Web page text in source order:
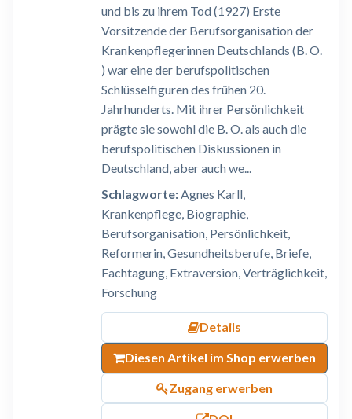
und bis zu ihrem Tod (1927) Erste
Vorsitzende der Berufsorganisation der
Krankenpflegerinnen Deutschlands (B. O.
) war eine der berufspolitischen
Schlüsselfiguren des frühen 20.
Jahrhunderts. Mit ihrer Persönlichkeit
prägte sie sowohl die B. O. als auch die
berufspolitischen Diskussionen in
Deutschland, aber auch we...
Schlagworte:Agnes Karll,
Krankenpflege, Biographie,
Berufsorganisation, Persönlichkeit,
Reformerin, Gesundheitsberufe, Briefe,
Fachtagung, Extraversion, Verträglichkeit,
Forschung
Details
Diesen Artikel im Shop erwerben
Zugang erwerben